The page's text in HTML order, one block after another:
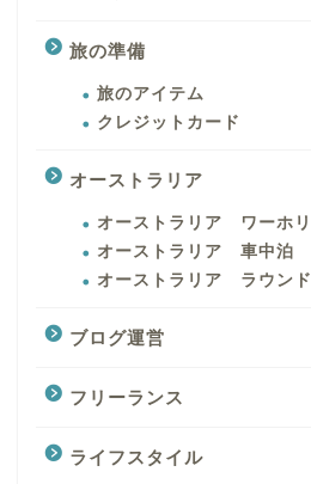
旅の準備
旅のアイテム
クレジットカード
オーストラリア
オーストラリア ワーホリ
オーストラリア 車中泊
オーストラリア ラウンド
ブログ運営
フリーランス
ライフスタイル